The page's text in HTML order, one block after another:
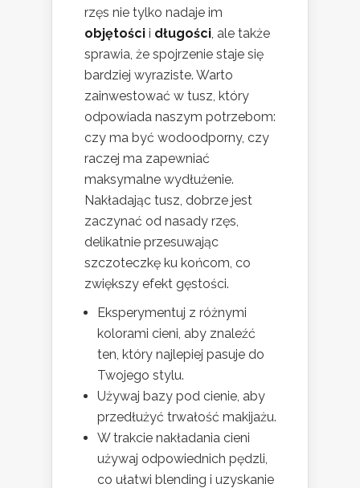
rzęs nie tylko nadaje im
objętości i długości , ale także
sprawia, że spojrzenie staje się
bardziej wyraziste. Warto
zainwestować w tusz, który
odpowiada naszym potrzebom:
czy ma być wodoodporny, czy
raczej ma zapewniać
maksymalne wydłużenie.
Nakładając tusz, dobrze jest
zaczynać od nasady rzęs,
delikatnie przesuwając
szczoteczkę ku końcom, co
zwiększy efekt gęstości.
Eksperymentuj z różnymi
kolorami cieni, aby znaleźć
ten, który najlepiej pasuje do
Twojego stylu.
Używaj bazy pod cienie, aby
przedłużyć trwałość makijażu.
W trakcie nakładania cieni
używaj odpowiednich pędzli,
co ułatwi blending i uzyskanie